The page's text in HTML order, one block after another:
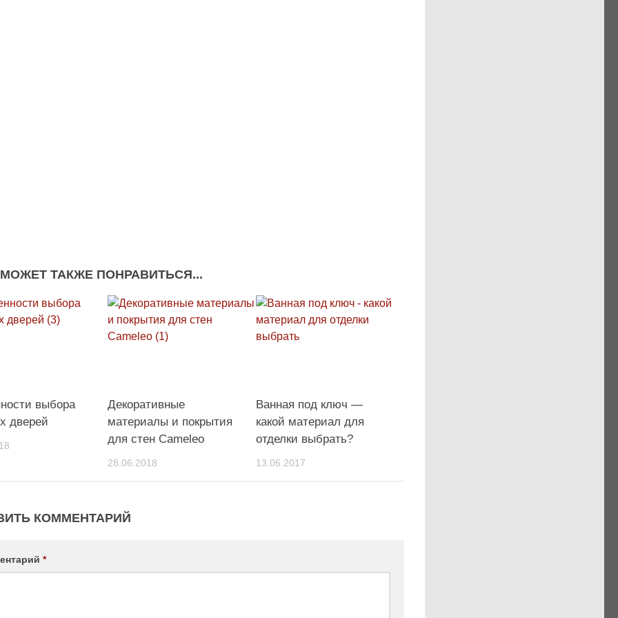
ТАКЖЕ ПОНРАВИТЬСЯ...
выбора
дверей
Декоративные
материалы и покрытия
для стен Cameleo
28.06.2018
Ванная под ключ —
какой материал для
отделки выбрать?
13.06.2017
КОММЕНТАРИЙ
*